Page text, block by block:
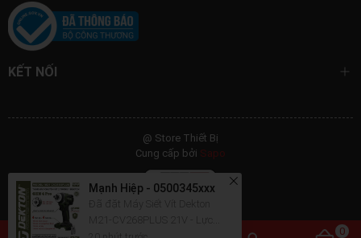
0
KẾT NỐI
@ Store Thiết Bị
Cung cấp bởi Sapo
Đã đặt Máy Siết Vít Dekton